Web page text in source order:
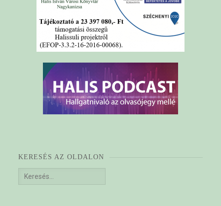
KERESÉS AZ OLDALON
Keresés: